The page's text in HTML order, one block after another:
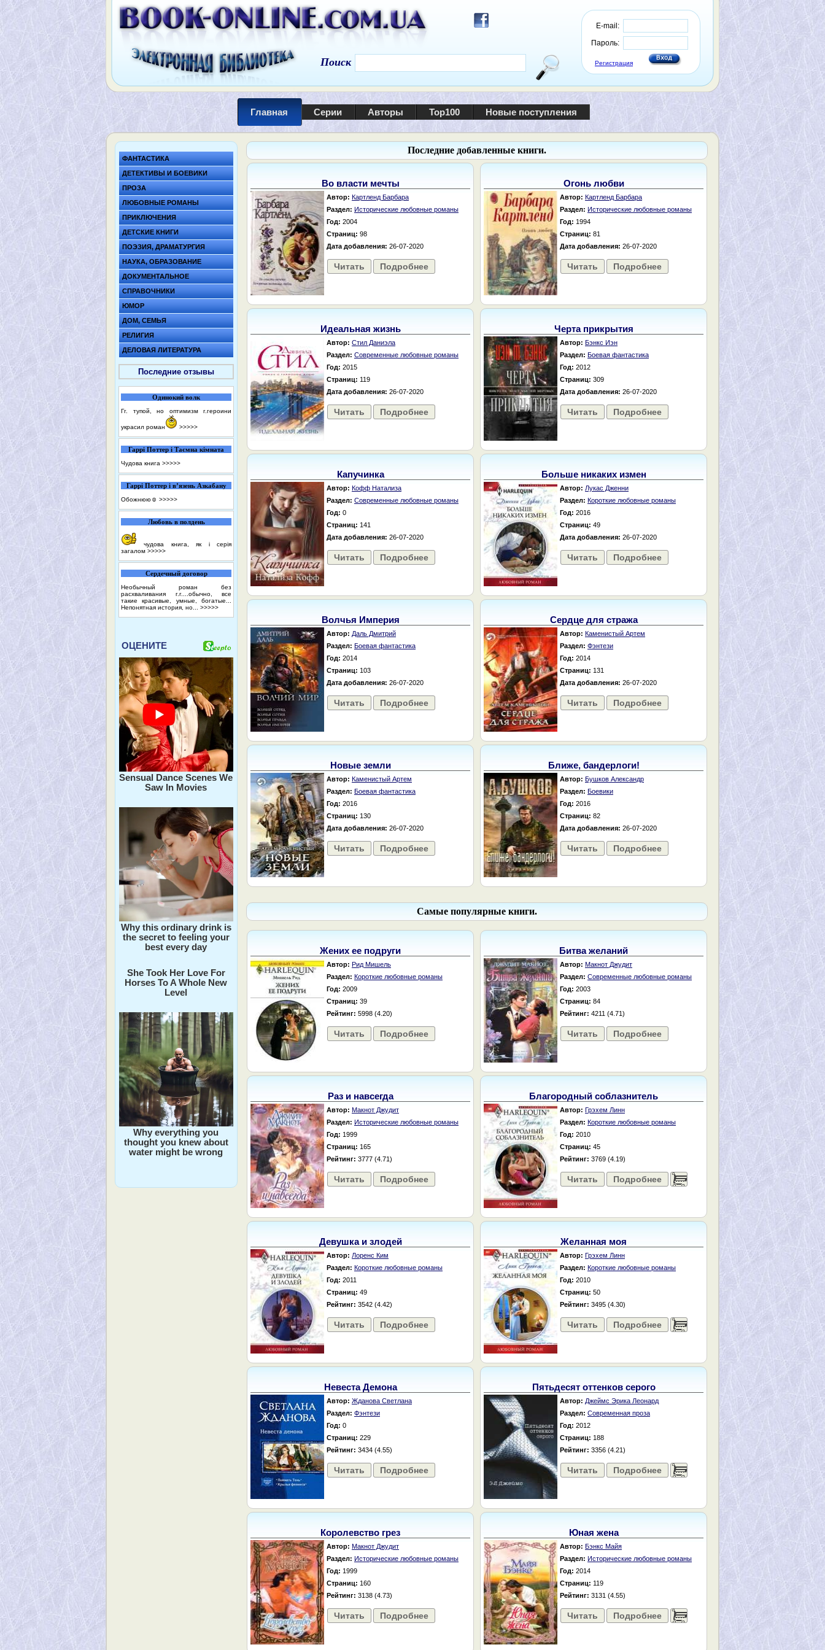
E-mail:
Пароль:
Регистрация
Поиск
Главная Серии Авторы Top100 Новые поступления
ФАНТАСТИКА
ДЕТЕКТИВЫ И БОЕВИКИ
ПРОЗА
ЛЮБОВНЫЕ РОМАНЫ
ПРИКЛЮЧЕНИЯ
ДЕТСКИЕ КНИГИ
ПОЭЗИЯ, ДРАМАТУРГИЯ
НАУКА, ОБРАЗОВАНИЕ
ДОКУМЕНТАЛЬНОЕ
СПРАВОЧНИКИ
ЮМОР
ДОМ, СЕМЬЯ
РЕЛИГИЯ
ДЕЛОВАЯ ЛИТЕРАТУРА
Последние отзывы
Одинокий волк
Гг. тупой, но оптимизм г.героини
украсил роман >>>>>
Гаррі Поттер і Таємна кімната
Чудова книга >>>>>
Гаррі Поттер і в’язень Азкабану
Обожнюю☺️ >>>>>
Любовь в полдень
чудова книга, як і серія
загалом >>>>>
Сердечный договор
Необычный роман без
расхваливания г.г....обычно, все
такие красивые, умные, богатые...
Непонятная история, но... >>>>>
ОЦЕНИТЕ
Sensual Dance Scenes We
Saw In Movies
Why this ordinary drink is
the secret to feeling your
best every day
She Took Her Love For
Horses To A Whole New
Level
Why everything you
thought you knew about
water might be wrong
Последние добавленные книги.
Во власти мечты
Автор: Картленд Барбара
Раздел: Исторические любовные романы
Год: 2004
Страниц: 98
Дата добавления: 26-07-2020
Читать Подробнее
Огонь любви
Автор: Картленд Барбара
Раздел: Исторические любовные романы
Год: 1994
Страниц: 81
Дата добавления: 26-07-2020
Читать Подробнее
Идеальная жизнь
Автор: Стил Даниэла
Раздел: Современные любовные романы
Год: 2015
Страниц: 119
Дата добавления: 26-07-2020
Читать Подробнее
Черта прикрытия
Автор: Бэнкс Иэн
Раздел: Боевая фантастика
Год: 2012
Страниц: 309
Дата добавления: 26-07-2020
Читать Подробнее
Капучинка
Автор: Кофф Натализа
Раздел: Современные любовные романы
Год: 0
Страниц: 141
Дата добавления: 26-07-2020
Читать Подробнее
Больше никаких измен
Автор: Лукас Дженни
Раздел: Короткие любовные романы
Год: 2016
Страниц: 49
Дата добавления: 26-07-2020
Читать Подробнее
Волчья Империя
Автор: Даль Дмитрий
Раздел: Боевая фантастика
Год: 2014
Страниц: 103
Дата добавления: 26-07-2020
Читать Подробнее
Сердце для стража
Автор: Каменистый Артем
Раздел: Фэнтези
Год: 2014
Страниц: 131
Дата добавления: 26-07-2020
Читать Подробнее
Новые земли
Автор: Каменистый Артем
Раздел: Боевая фантастика
Год: 2016
Страниц: 130
Дата добавления: 26-07-2020
Читать Подробнее
Ближе, бандерлоги!
Автор: Бушков Александр
Раздел: Боевики
Год: 2016
Страниц: 82
Дата добавления: 26-07-2020
Читать Подробнее
Самые популярные книги.
Жених ее подруги
Автор: Рид Мишель
Раздел: Короткие любовные романы
Год: 2009
Страниц: 39
Рейтинг: 5998 (4.20)
Читать Подробнее
Битва желаний
Автор: Макнот Джудит
Раздел: Современные любовные романы
Год: 2003
Страниц: 84
Рейтинг: 4211 (4.71)
Читать Подробнее
Раз и навсегда
Автор: Макнот Джудит
Раздел: Исторические любовные романы
Год: 1999
Страниц: 165
Рейтинг: 3777 (4.71)
Читать Подробнее
Благородный соблазнитель
Автор: Грэхем Линн
Раздел: Короткие любовные романы
Год: 2010
Страниц: 45
Рейтинг: 3769 (4.19)
Читать Подробнее ......
Девушка и злодей
Автор: Лоренс Ким
Раздел: Короткие любовные романы
Год: 2011
Страниц: 49
Рейтинг: 3542 (4.42)
Читать Подробнее
Желанная моя
Автор: Грэхем Линн
Раздел: Короткие любовные романы
Год: 2010
Страниц: 50
Рейтинг: 3495 (4.30)
Читать Подробнее ......
Невеста Демона
Автор: Жданова Светлана
Раздел: Фэнтези
Год: 0
Страниц: 229
Рейтинг: 3434 (4.55)
Читать Подробнее
Пятьдесят оттенков серого
Автор: Джеймс Эрика Леонард
Раздел: Современная проза
Год: 2012
Страниц: 188
Рейтинг: 3356 (4.21)
Читать Подробнее ......
Королевство грез
Автор: Макнот Джудит
Раздел: Исторические любовные романы
Год: 1999
Страниц: 160
Рейтинг: 3138 (4.73)
Читать Подробнее
Юная жена
Автор: Бэнкс Майя
Раздел: Исторические любовные романы
Год: 2014
Страниц: 119
Рейтинг: 3131 (4.55)
Читать Подробнее ......